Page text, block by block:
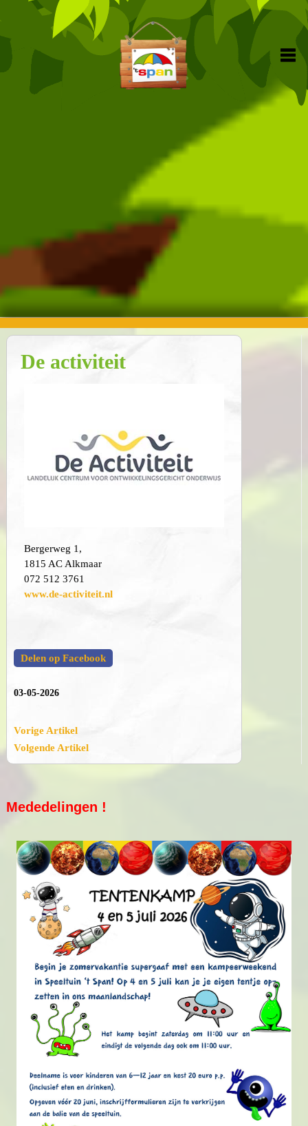
De activiteit
Bergerweg 1,
1815 AC Alkmaar
072 512 3761
www.de-activiteit.nl
Delen op Facebook
03-05-2026
Vorige Artikel
Volgende Artikel
Mededelingen !